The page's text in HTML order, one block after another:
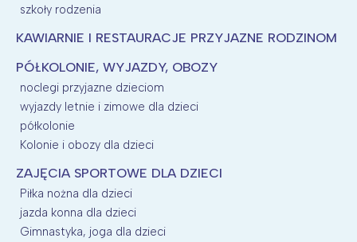
szkoły rodzenia
KAWIARNIE I RESTAURACJE PRZYJAZNE RODZINOM
PÓŁKOLONIE, WYJAZDY, OBOZY
noclegi przyjazne dzieciom
wyjazdy letnie i zimowe dla dzieci
półkolonie
Kolonie i obozy dla dzieci
ZAJĘCIA SPORTOWE DLA DZIECI
Piłka nożna dla dzieci
jazda konna dla dzieci
Gimnastyka, joga dla dzieci